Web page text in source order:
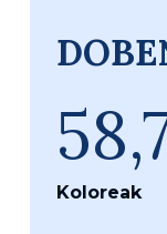
Koloreak